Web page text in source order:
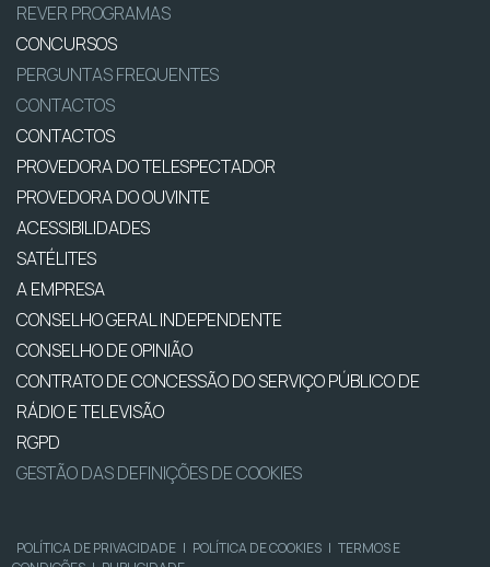
REVER PROGRAMAS
CONCURSOS
PERGUNTAS FREQUENTES
CONTACTOS
CONTACTOS
PROVEDORA DO TELESPECTADOR
PROVEDORA DO OUVINTE
ACESSIBILIDADES
SATÉLITES
A EMPRESA
CONSELHO GERAL INDEPENDENTE
CONSELHO DE OPINIÃO
CONTRATO DE CONCESSÃO DO SERVIÇO PÚBLICO DE
RÁDIO E TELEVISÃO
RGPD
GESTÃO DAS DEFINIÇÕES DE COOKIES
POLÍTICA DE PRIVACIDADE | POLÍTICA DE COOKIES | TERMOS E